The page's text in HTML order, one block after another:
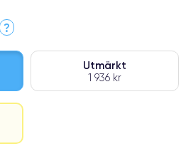
?
Utmärkt
1 936 kr